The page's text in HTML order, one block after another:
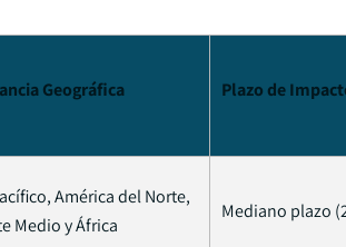
Geográfica Plazo de
América del Norte,
Medio y África
Mediano plazo